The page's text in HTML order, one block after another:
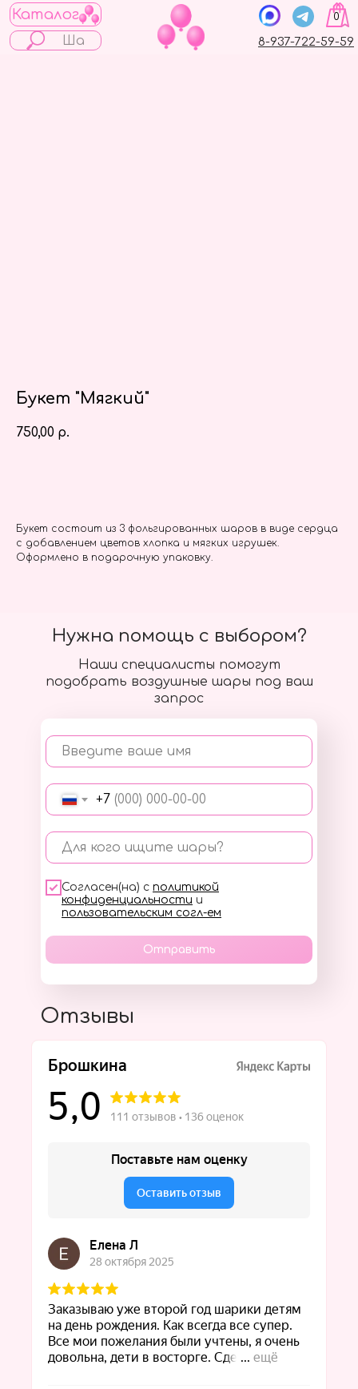
Каталог
8-937-722-59-59
0
Букет "Мягкий"
750,00 р.
Букет состоит из 3 фольгированных шаров в виде сердца
с добавлением цветов хлопка и мягких игрушек.
Оформлено в подарочную упаковку.
Наши специалисты помогут
подобрать воздушные шары под ваш
запрос
Введите ваше имя
+7
Для кого ищите шары?
Согласен(на) с политикой
конфиденциальности и
пользовательским согл-ем
Отправить
Нужна помощь с выбором?
Отзывы